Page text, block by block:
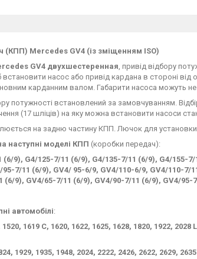
(КПП) Mercedes GV4 (із зміщенням ISO)
GV4 двухшестеренная , привід відбору
насос або привід кардана в стороні від
карданним валом. Габарити насоса можуть
потужності встановлений за замовчуванням.
(17 шліців) на яку можна встановити насоси
на задню частину КПП. Лючок для установки
наступні моделі КПП (коробки передач):
(6/9), G4/125-7/11 (6/9), G4/135-7/11 (6/9), G4/155-
7/11 (6/9), GV4/ 95-6/9, GV4/110-6/9, GV4/110-7/
9), GV4/65-7/11 (6/9), GV4/90-7/11 (6/9), GV4/95-
автомобілі:
1619 C, 1620, 1622, 1625, 1628, 1820, 1922, 2028
1929, 1935, 1948, 2024, 2222, 2426, 2622, 2629, 2635